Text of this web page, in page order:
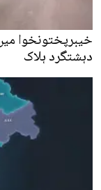
دہشتگرد ہلاک